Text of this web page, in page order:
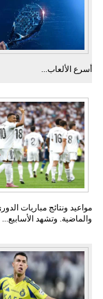
أسرع الألعاب...
مواعيد ونتائج مباريات
والماضية. وتشهد الأسابيع...